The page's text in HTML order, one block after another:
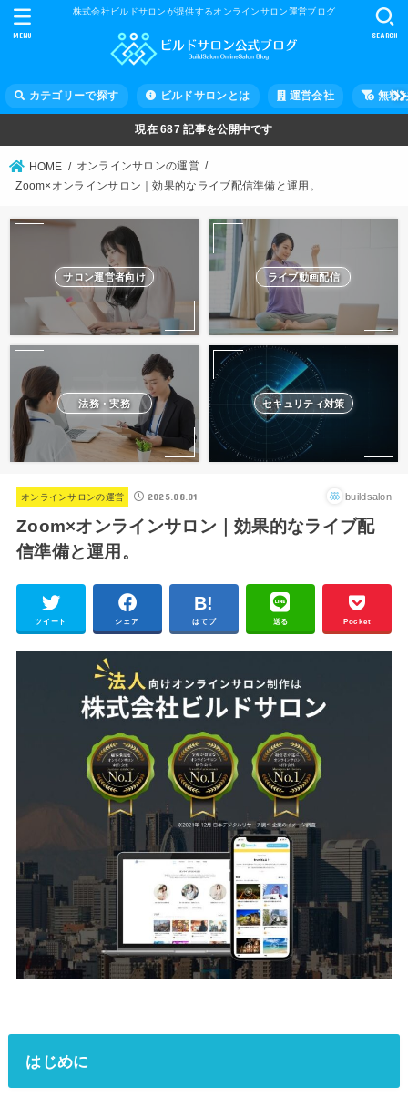
株式会社ビルドサロンが提供するオンラインサロン運営ブログ
カテゴリーで探す ビルドサロンとは 運営会社 無料
SEARCH
MENU
現在687 記事を公開中です
HOME
オンラインサロンの運営
Zoom×オンラインサロン｜効果的なライブ配信準備と運用。
サロン運営者向け ライブ動画配信
法務・実務 セキュリティ対策
オンラインサロンの運営 2025.08.01 buildsalon
Zoom×オンラインサロン｜効果的なライブ配
信準備と運用。
ツイート シェア はてブ 送る Pocket
はじめに